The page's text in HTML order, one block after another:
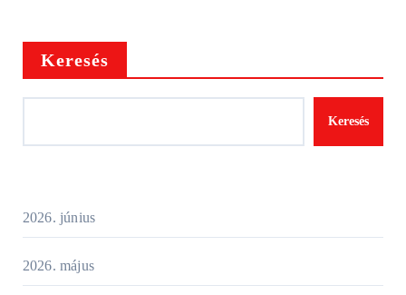
Keresés
Keresés
2026. június
2026. május